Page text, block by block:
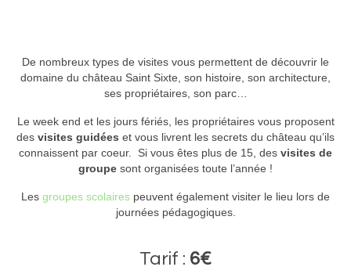
De nombreux types de visites vous permettent de découvrir le
domaine du château Saint Sixte, son histoire, son architecture,
ses propriétaires, son parc…
Le week end et les jours fériés, les propriétaires vous proposent
des visites guidées et vous livrent les secrets du château qu’ils
connaissent par coeur. Si vous êtes plus de 15, des visites de
groupe sont organisées toute l’année !
Les groupes scolaires peuvent également visiter le lieu lors de
journées pédagogiques.
Tarif : 6€